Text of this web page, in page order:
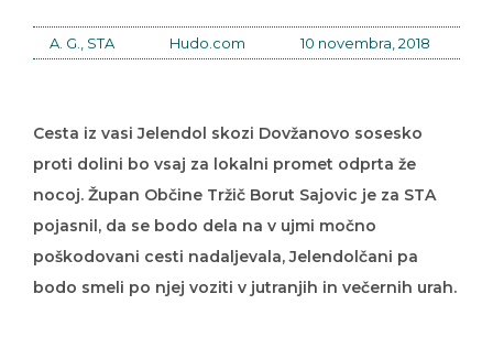
A. G., STA Hudo.com 10 novembra, 2018
Cesta iz vasi Jelendol skozi Dovžanovo sosesko
proti dolini bo vsaj za lokalni promet odprta že
nocoj. Župan Občine Tržič Borut Sajovic je za STA
pojasnil, da se bodo dela na v ujmi močno
poškodovani cesti nadaljevala, Jelendolčani pa
bodo smeli po njej voziti v jutranjih in večernih urah.